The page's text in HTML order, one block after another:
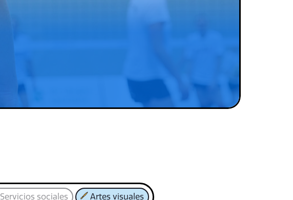
Servicios sociales Artes visuales